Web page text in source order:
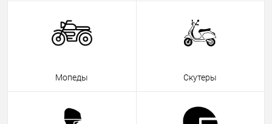
Мопеды Скутеры